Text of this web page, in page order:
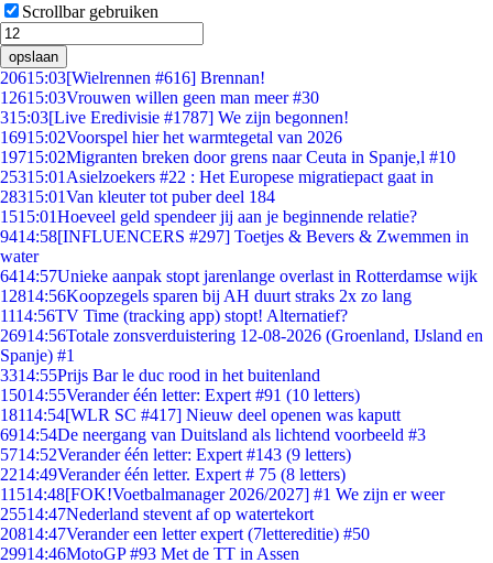
Scrollbar gebruiken
opslaan
20615:03[Wielrennen #616] Brennan!
12615:03Vrouwen willen geen man meer #30
315:03[Live Eredivisie #1787] We zijn begonnen!
16915:02Voorspel hier het warmtegetal van 2026
19715:02Migranten breken door grens naar Ceuta in Spanje,l #10
25315:01 Asielzoekers #22 : Het Europese migratiepact gaat in
28315:01Van kleuter tot puber deel 184
1515:01Hoeveel geld spendeer jij aan je beginnende relatie?
9414:58[INFLUENCERS #297] Toetjes & Bevers & Zwemmen in
water
6414:57Unieke aanpak stopt jarenlange overlast in Rotterdamse wijk
12814:56Koopzegels sparen bij AH duurt straks 2x zo lang
1114:56TV Time (tracking app) stopt! Alternatief?
26914:56Totale zonsverduistering 12-08-2026 (Groenland, IJsland en
Spanje) #1
3314:55Prijs Bar le duc rood in het buitenland
15014:55Verander één letter: Expert #91 (10 letters)
18114:54[WLR SC #417] Nieuw deel openen was kaputt
6914:54De neergang van Duitsland als lichtend voorbeeld #3
5714:52Verander één letter: Expert #143 (9 letters)
2214:49Verander één letter. Expert # 75 (8 letters)
11514:48[FOK!Voetbalmanager 2026/2027] #1 We zijn er weer
25514:47Nederland stevent af op watertekort
20814:47Verander een letter expert (7lettereditie) #50
29914:46MotoGP #93 Met de TT in Assen